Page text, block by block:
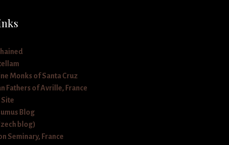
Monks of Santa Cruz
Fathers of Avrille, France
Blog
blog)
Seminary, France